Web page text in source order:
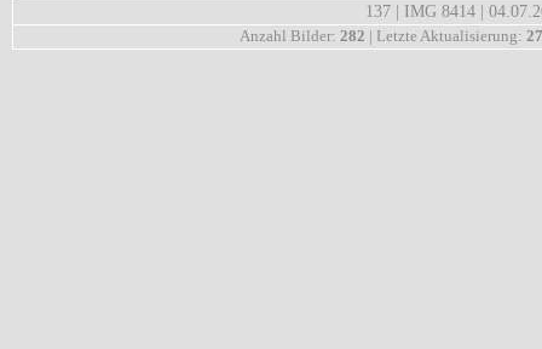
137 | IMG 8414 |
Anzahl Bilder: 282 | Letzte Aktualisierung: